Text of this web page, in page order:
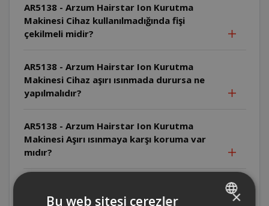
AR5138 - Arzum Hairstar Ion Kurutma
Makinesi Cihaz kullanılmadığında fişi
çekilmeli midir?
AR5138 - Arzum Hairstar Ion Kurutma
Makinesi Cihaz aşırı ısınmada durursa ne
yapılmalıdır?
AR5138 - Arzum Hairstar Ion Kurutma
Makinesi Aşırı ısınmaya karşı koruma var
mıdır?
Makinesi Arıza durumunda ne yapılmalıdır?
×
Bu web sitesi çerezler